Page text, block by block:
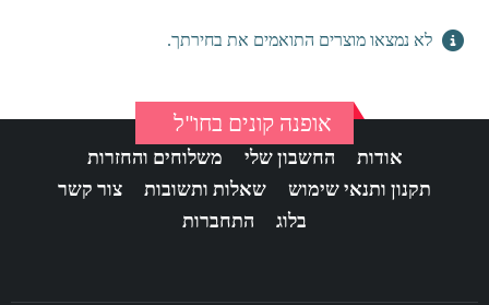
לא נמצאו מוצרים התואמים את בחירתך.
אופנה קונים בחו"ל
אודות החשבון שלי
משלוחים והחזרות
תקנון ותנאי שימוש
שאלות ותשובות
צור קשר
בלוג
התחברות